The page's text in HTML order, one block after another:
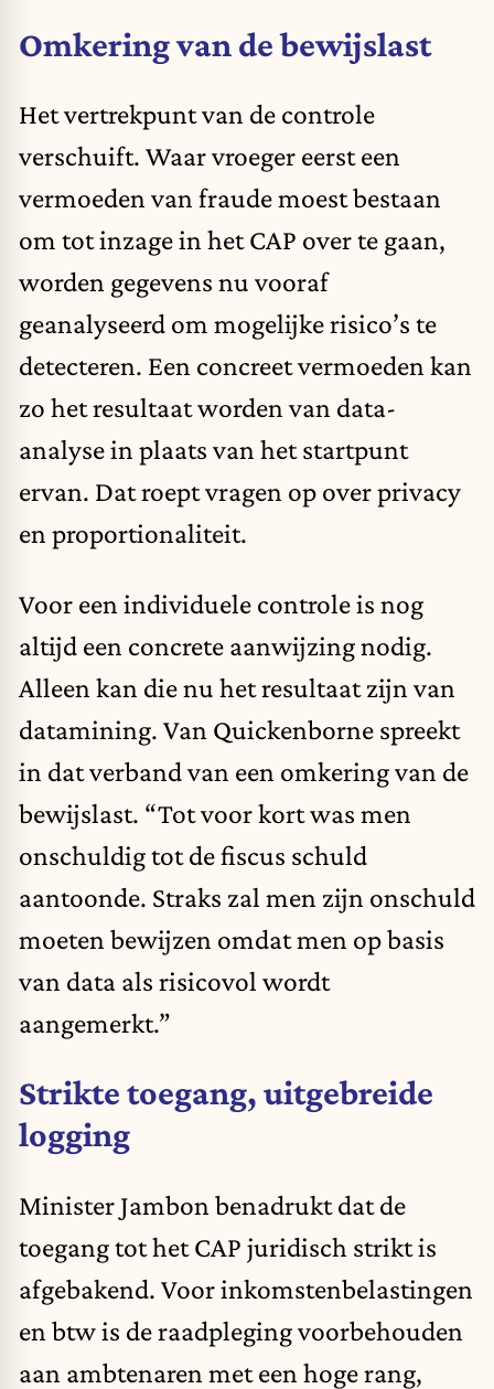
Omkering van de bewijslast
Het vertrekpunt van de controle
verschuift. Waar vroeger eerst een
vermoeden van fraude moest bestaan
om tot inzage in het CAP over te gaan,
worden gegevens nu vooraf
geanalyseerd om mogelijke risico’s te
detecteren. Een concreet vermoeden kan
zo het resultaat worden van data-
analyse in plaats van het startpunt
ervan. Dat roept vragen op over privacy
en proportionaliteit.
Voor een individuele controle is nog
altijd een concrete aanwijzing nodig.
Alleen kan die nu het resultaat zijn van
datamining. Van Quickenborne spreekt
in dat verband van een omkering van de
bewijslast. “Tot voor kort was men
onschuldig tot de fiscus schuld
aantoonde. Straks zal men zijn onschuld
moeten bewijzen omdat men op basis
van data als risicovol wordt
aangemerkt.”
Strikte toegang, uitgebreide
logging
Minister Jambon benadrukt dat de
toegang tot het CAP juridisch strikt is
afgebakend. Voor inkomstenbelastingen
en btw is de raadpleging voorbehouden
aan ambtenaren met een hoge rang,